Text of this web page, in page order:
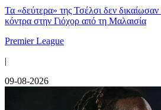
Τα «δεύτερα» της Τσέλσι δεν
κόντρα στην Γιόχορ από τη Μαλαισία
Premier League
|
09-08-2026